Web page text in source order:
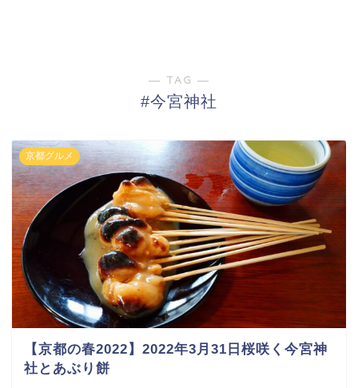
― TAG ―
#今宮神社
京都グルメ
【京都の春2022】2022年3月31日桜咲く今宮神
社とあぶり餅